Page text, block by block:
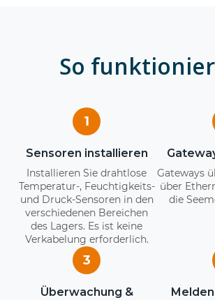
So
1
Sensoren installieren
Installieren Sie drahtlose
Temperatur-, Feuchtigkeits-
und Druck-Sensoren in den
verschiedenen Bereichen
des Lagers. Es ist keine
Verkabelung erforderlich.
Gateways
über
die
3
Überwachung &